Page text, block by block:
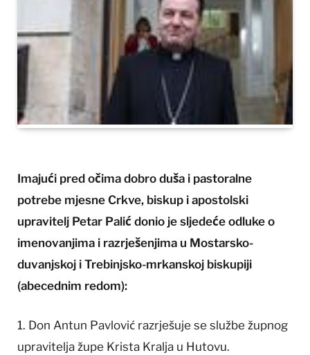
Imajući pred očima dobro duša i pastoralne
potrebe mjesne Crkve, biskup i apostolski
upravitelj Petar Palić donio je sljedeće odluke o
imenovanjima i razrješenjima u Mostarsko-
duvanjskoj i Trebinjsko-mrkanskoj biskupiji
(abecednim redom):
1. Don Antun Pavlović razrješuje se službe župnog
upravitelja župe Krista Kralja u Hutovu.